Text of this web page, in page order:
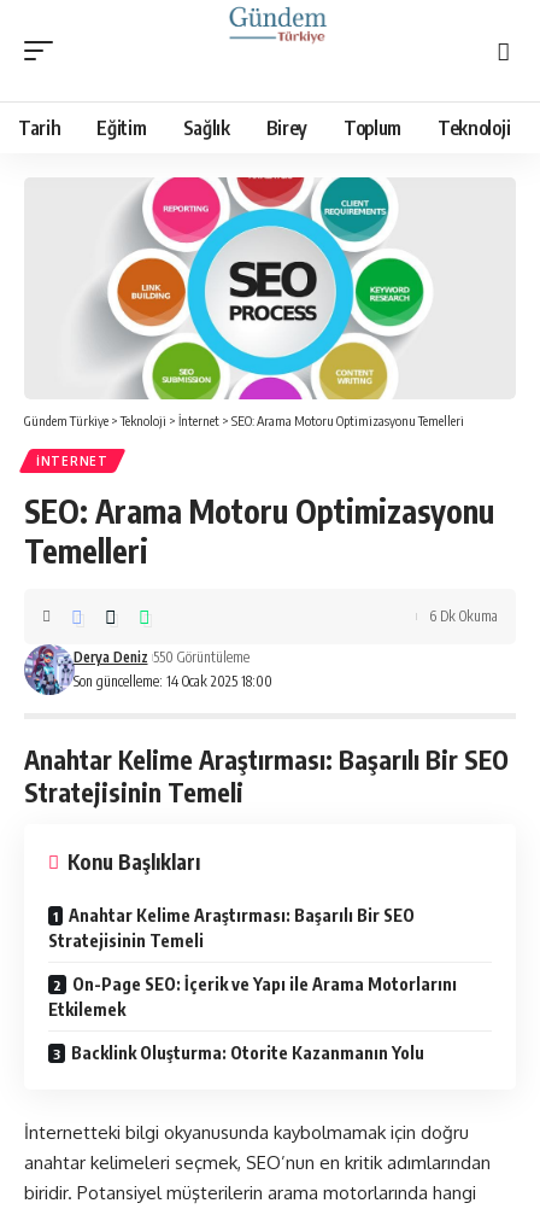
Tarih Eğitim Sağlık Birey Toplum Teknoloji
Gündem Türkiye >Teknoloji > İnternet > SEO: Arama Motoru Optimizasyonu Temelleri
İNTERNET
SEO: Arama Motoru Optimizasyonu
Temelleri
Son güncelleme: 14 Ocak 2025 18:00
Derya Deniz 550 Görüntüleme
6 Dk Okuma
Anahtar Kelime Araştırması: Başarılı Bir SEO
Stratejisinin Temeli
Konu Başlıkları
Anahtar Kelime Araştırması: Başarılı Bir SEO
Stratejisinin Temeli
On-Page SEO: İçerik ve Yapı ile Arama Motorlarını
Etkilemek
Backlink Oluşturma: Otorite Kazanmanın Yolu
İnternetteki bilgi okyanusunda kaybolmamak için doğru
anahtar kelimeleri seçmek, SEO’nun en kritik adımlarından
biridir. Potansiyel müşterilerin arama motorlarında hangi